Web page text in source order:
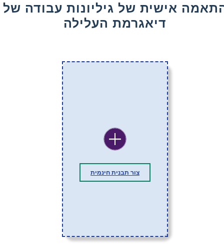
אישית של גיליונות עבודה של
דיאגרמת העלילה
צור תבנית חינמית